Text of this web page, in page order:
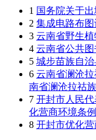
1 国务院关于出
2 集成电路布图
3 云南省野生植
4 云南省公共图
5 城步苗族自治
6 云南省澜沧
南省澜沧拉祜
7 开封市人民
化营商环境条
8 开封市优化营